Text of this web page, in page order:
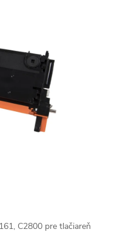
C2800 pre tlačiareň